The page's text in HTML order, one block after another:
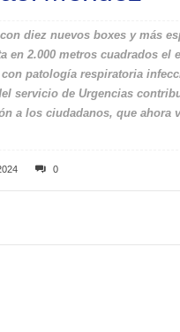
diez nuevos boxes y más
en 2.000 metros cuadrados el
patología respiratoria
servicio de Urgencias
a los ciudadanos, que ahora
0